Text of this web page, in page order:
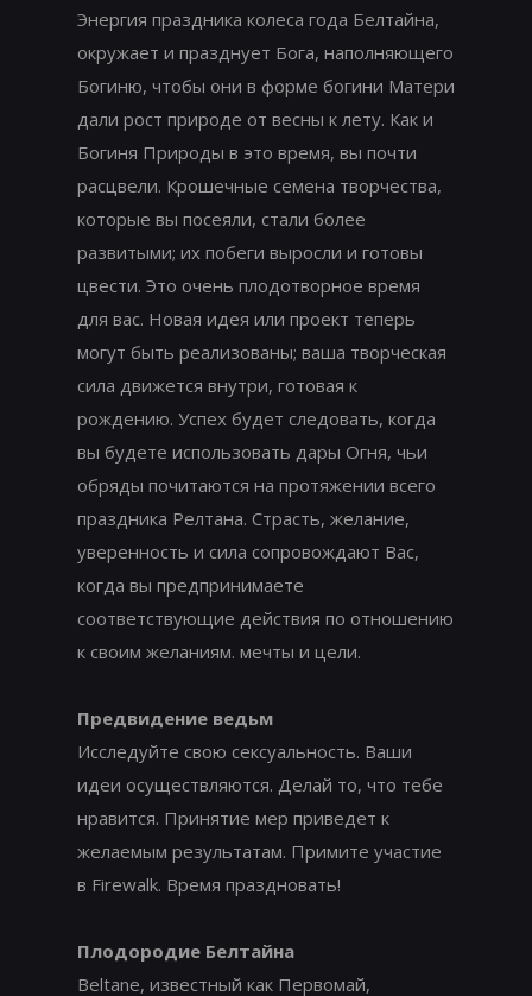
Энергия праздника колеса года Белтайна,
окружает и празднует Бога, наполняющего
Богиню, чтобы они в форме богини Матери
дали рост природе от весны к лету. Как и
Богиня Природы в это время, вы почти
расцвели. Крошечные семена творчества,
которые вы посеяли, стали более
развитыми; их побеги выросли и готовы
цвести. Это очень плодотворное время
для вас. Новая идея или проект теперь
могут быть реализованы; ваша творческая
сила движется внутри, готовая к
рождению. Успех будет следовать, когда
вы будете использовать дары Огня, чьи
обряды почитаются на протяжении всего
праздника Релтана. Страсть, желание,
уверенность и сила сопровождают Вас,
когда вы предпринимаете
соответствующие действия по отношению
к своим желаниям. мечты и цели.
Предвидение ведьм
Исследуйте свою сексуальность. Ваши
идеи осуществляются. Делай то, что тебе
нравится. Принятие мер приведет к
желаемым результатам. Примите участие
в Firewalk. Время праздновать!
Плодородие Белтайна
Beltane, известный как Первомай,